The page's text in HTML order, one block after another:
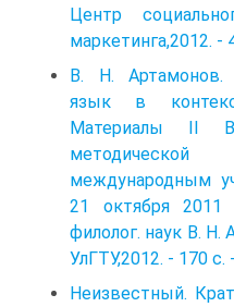
Центр
маркетинга,2012. -
В. Н. Артамонов.
язык в
Материалы II
международным
21 октября
филолог. наук В. Н.
УлГТУ,2012. - 170 с.
Неизвестный.